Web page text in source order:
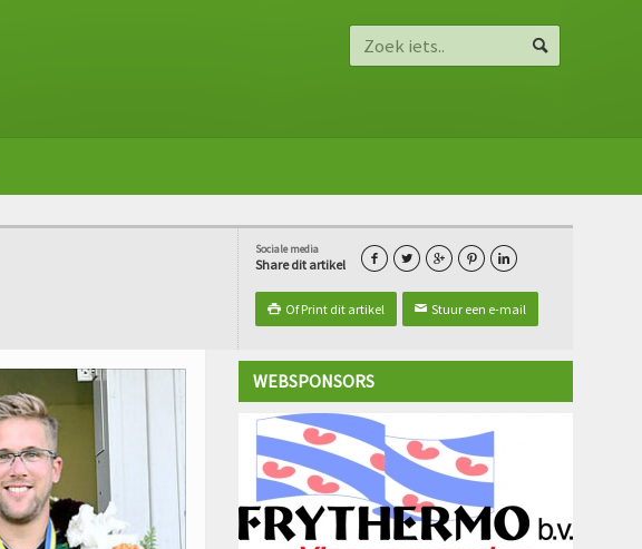
Sociale media
Share dit artikel     
 Of Print dit artikel ✉ Stuur een e-mail
WEBSPONSORS